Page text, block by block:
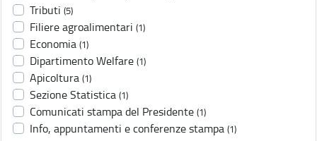
Tributi (5)
Filiere agroalimentari (1)
Economia (1)
Dipartimento Welfare (1)
Apicoltura (1)
Sezione Statistica (1)
Comunicati stampa del Presidente (1)
Info, appuntamenti e conferenze stampa (1)